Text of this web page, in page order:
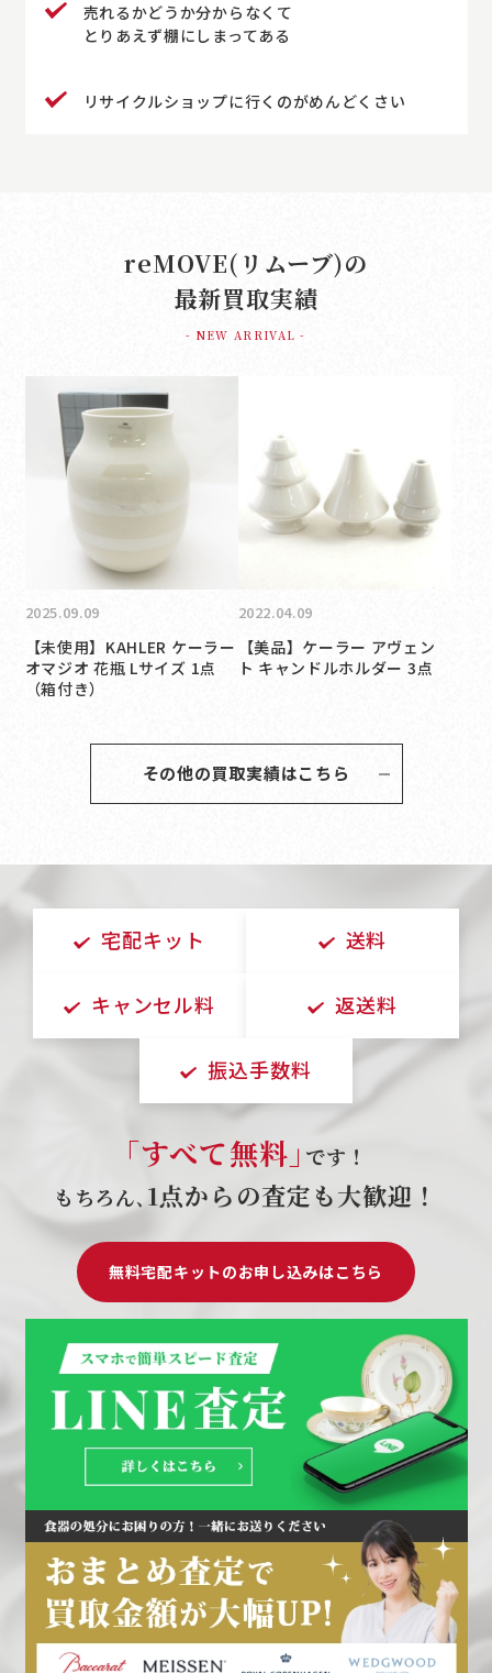
売れるかどうか分からなくて
とりあえず棚にしまってある
リサイクルショップに行くのがめんどくさい
reMOVE(リムーブ)の
最新買取実績
- NEW ARRIVAL -
2025.09.09
【未使用】KAHLER ケーラー
オマジオ 花瓶 Lサイズ 1点
（箱付き）
2022.04.09
【美品】ケーラー アヴェン
ト キャンドルホルダー 3点
その他の買取実績はこちら
宅配キット 送料
キャンセル料 返送料
振込手数料
｢すべて無料｣ です！
もちろん､ 1点からの査定も大歓迎！
無料宅配キットのお申し込みはこちら